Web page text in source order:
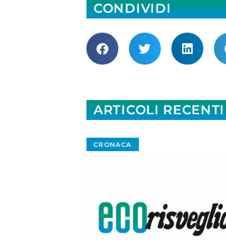
CONDIVIDI
ARTICOLI RECENTI
CRONACA